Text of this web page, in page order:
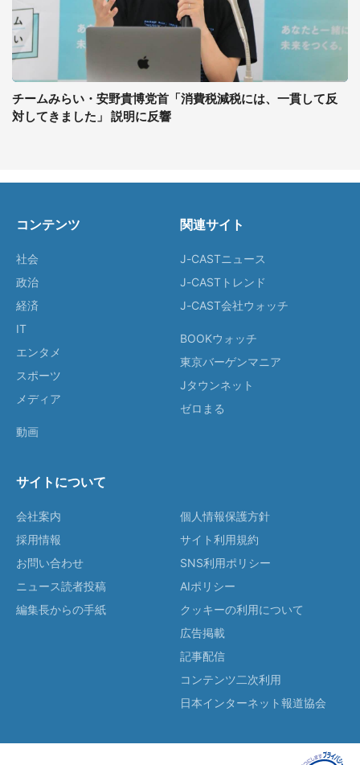
チームみらい・安野貴博党首「消費税減税には、一貫して反
対してきました」 説明に反響
コンテンツ
社会
政治
経済
IT
エンタメ
スポーツ
メディア
動画
関連サイト
J-CASTニュース
J-CASTトレンド
J-CAST会社ウォッチ
BOOKウォッチ
東京バーゲンマニア
Jタウンネット
ゼロまる
サイトについて
会社案内
採用情報
お問い合わせ
ニュース読者投稿
編集長からの手紙
個人情報保護方針
サイト利用規約
SNS利用ポリシー
AIポリシー
クッキーの利用について
広告掲載
記事配信
コンテンツ二次利用
日本インターネット報道協会